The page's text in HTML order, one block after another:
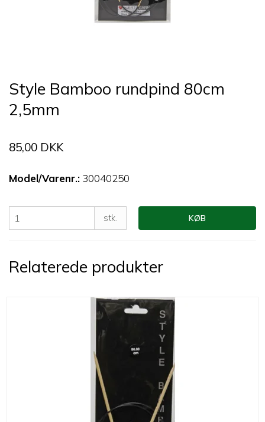
Style Bamboo rundpind 80cm
2,5mm
85,00 DKK
Model/Varenr.: 30040250
stk. KØB
Relaterede produkter